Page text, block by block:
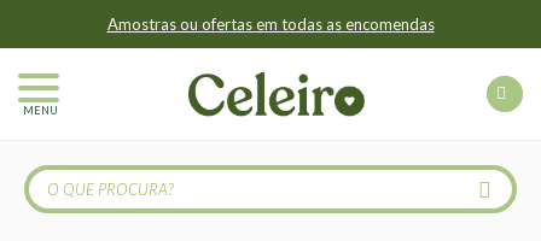
Amostras ou ofertas em todas as encomendas
MENU